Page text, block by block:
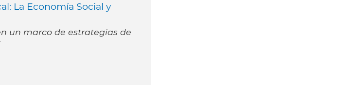
La Economía Social y
un marco de estrategias de